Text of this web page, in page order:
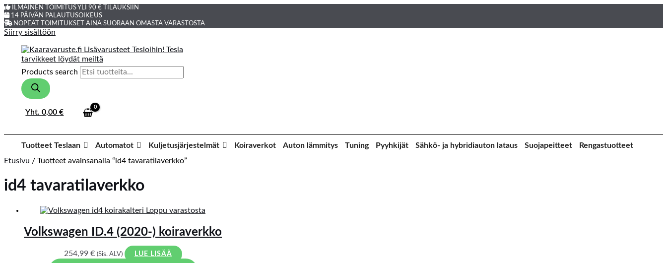
ILMAINEN TOIMITUS YLI 90 € TILAUKSIIN
14 PÄIVÄN PALAUTUSOIKEUS
NOPEAT TOIMITUKSET AINA SUORAAN OMASTA VARASTOSTA
Siirry sisältöön
Products search
Yht.0,00€
Tuotteet Teslaan Automatot Kuljetusjärjestelmät Koiraverkot Auton lämmitys Tuning Pyyhkijät Sähkö- ja hybridiauton lataus Suojapeitteet
Rengastuotteet
Etusivu / Tuotteet avainsanalla “id4 tavaratilaverkko”
id4 tavaratilaverkko
Loppu varastosta
Volkswagen ID.4 (2020-) koiraverkko
254,99 € (Sis. ALV)
LUE LISÄÄ